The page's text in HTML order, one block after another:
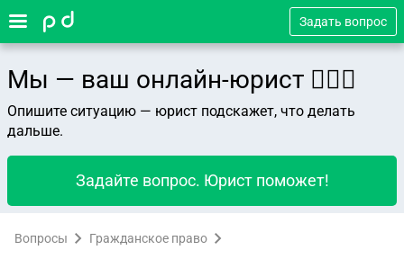
Задать вопрос
Мы — ваш онлайн-юрист 👨🏻‍⚖️
Опишите ситуацию — юрист подскажет, что делать
дальше.
Задайте вопрос. Юрист поможет!
Вопросы Гражданское право